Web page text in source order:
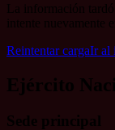
La información tardó
intente nuevamente
Reintentar cargaIr al
Ejército
Sede principal